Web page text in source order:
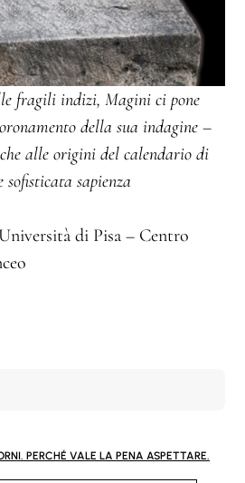
fragili indizi, Magini ci pone
della sua indagine –
alle origini del calendario di
sapienza
di Pisa – Centro
PERCHÉ VALE LA PENA ASPETTARE.